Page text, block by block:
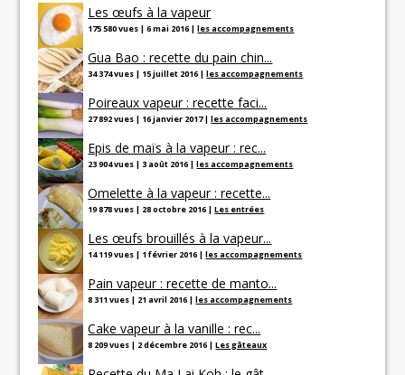
Les œufs à la vapeur
175 580 vues |6 mai 2016 |les accompagnements
Gua Bao : recette du pain chin...
34 374 vues | 15 juillet 2016 |les accompagnements
Poireaux vapeur : recette faci...
27 892 vues | 16 janvier 2017|les accompagnements
Epis de maïs à la vapeur : rec...
23 904 vues |3 août 2016 |les accompagnements
Omelette à la vapeur : recette...
19 878 vues | 28 octobre 2016 |Les entrées
Les œufs brouillés à la vapeur...
14 119 vues | 1 février 2016 |les accompagnements
Pain vapeur : recette de manto...
8 311 vues | 21 avril 2016 |les accompagnements
Cake vapeur à la vanille : rec...
8 209 vues | 2 décembre 2016 |Les gâteaux